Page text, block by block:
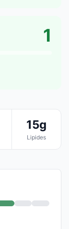
1
15g
Lipides